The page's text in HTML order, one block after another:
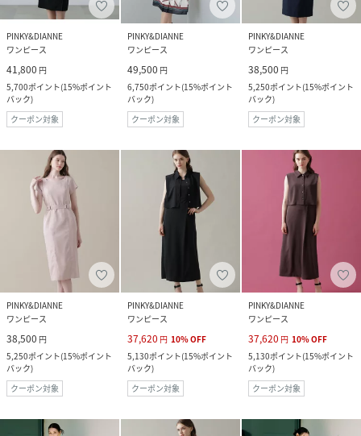
PINKY&DIANNE
ワンピース
41,800 円
5,700ポイント(15%ポイント
バック)
クーポン対象
PINKY&DIANNE
ワンピース
49,500 円
6,750ポイント(15%ポイント
バック)
クーポン対象
PINKY&DIANNE
ワンピース
38,500 円
5,250ポイント(15%ポイント
バック)
クーポン対象
PINKY&DIANNE
ワンピース
38,500 円
5,250ポイント(15%ポイント
バック)
クーポン対象
PINKY&DIANNE
ワンピース
37,620 円 10%OFF
5,130ポイント(15%ポイント
バック)
クーポン対象
PINKY&DIANNE
ワンピース
37,620 円 10%OFF
5,130ポイント(15%ポイント
バック)
クーポン対象